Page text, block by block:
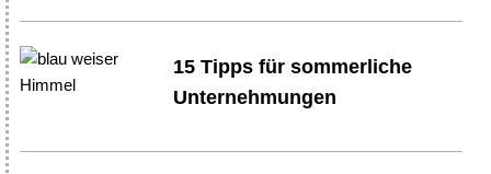
15 Tipps für sommerliche
Unternehmungen